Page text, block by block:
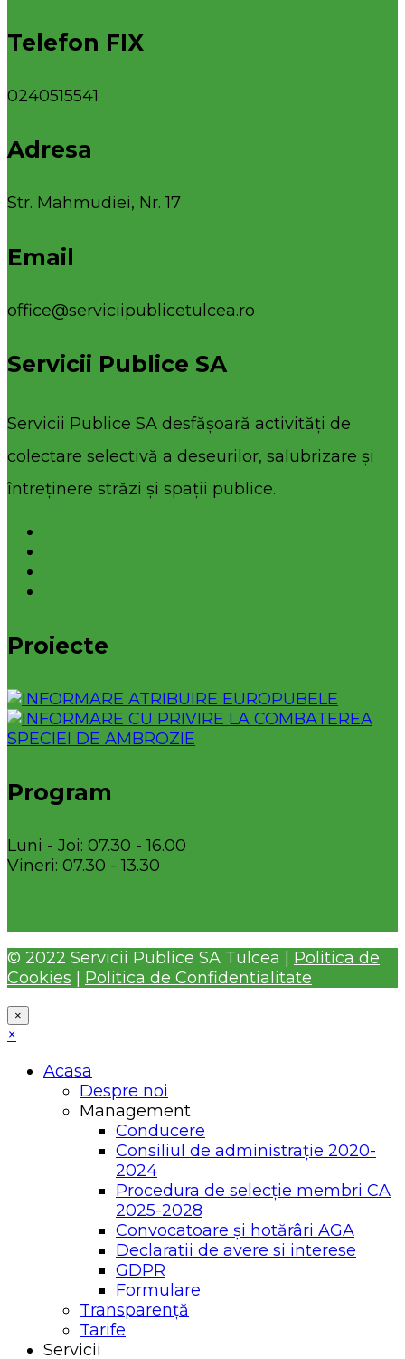
Telefon FIX
0240515541
Adresa
Str. Mahmudiei, Nr. 17
Email
office@serviciipublicetulcea.ro
Servicii Publice SA
Servicii Publice SA desfășoară activități de
colectare selectivă a deșeurilor, salubrizare și
întreținere străzi și spații publice.
Proiecte
Program
Luni - Joi: 07.30 - 16.00
Vineri: 07.30 - 13.30
© 2022 Servicii Publice SA Tulcea | Politica de
Cookies
Politica de Confidentialitate
×
×
Acasa
Despre noi
Management
Conducere
Consiliul de administrație 2020-
2024
Procedura de selecție membri CA
2025-2028
Convocatoare și hotărâri AGA
Declaratii de avere si interese
GDPR
Formulare
Transparență
Tarife
Servicii